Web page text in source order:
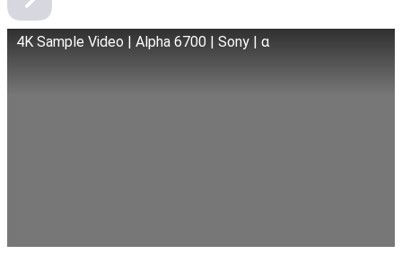
4K Sample Video | Alpha 6700 | Sony | α